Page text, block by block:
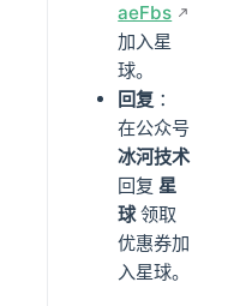
aeFbs
加入星
球。
回复 ：
在公众号
冰河技术
回复 星
球领取
优惠券加
入星球。